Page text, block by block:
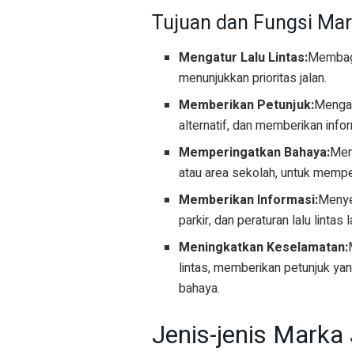
Tujuan dan Fungsi
Mengatur Lalu Lintas:
menunjukkan prioritas jalan.
Memberikan Petunjuk:
alternatif, dan memberikan
Memperingatkan Bahaya:
atau area sekolah, untuk
Memberikan Informasi:
parkir, dan peraturan lalu lintas
Meningkatkan Keselamatan:
lintas, memberikan petunjuk
bahaya.
Jenis-jenis Marka